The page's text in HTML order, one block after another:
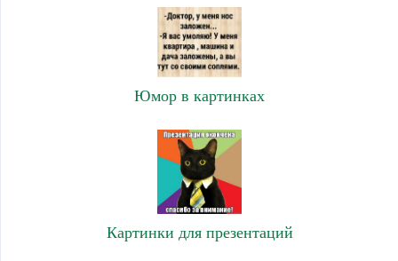
Юмор в картинках
Картинки для презентаций